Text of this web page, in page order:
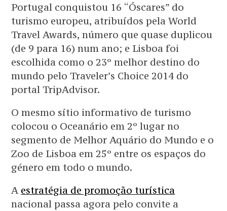
Portugal conquistou 16 “Óscares” do
turismo europeu, atribuídos pela World
Travel Awards, número que quase duplicou
(de 9 para 16) num ano; e Lisboa foi
escolhida como o 23º melhor destino do
mundo pelo Traveler’s Choice 2014 do
portal TripAdvisor.
O mesmo sítio informativo de turismo
colocou o Oceanário em 2º lugar no
segmento de Melhor Aquário do Mundo e o
Zoo de Lisboa em 25º entre os espaços do
género em todo o mundo.
A estratégia de promoção turística
nacional passa agora pelo convite a